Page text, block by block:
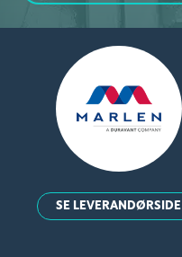
SE LEVERANDØRSIDE